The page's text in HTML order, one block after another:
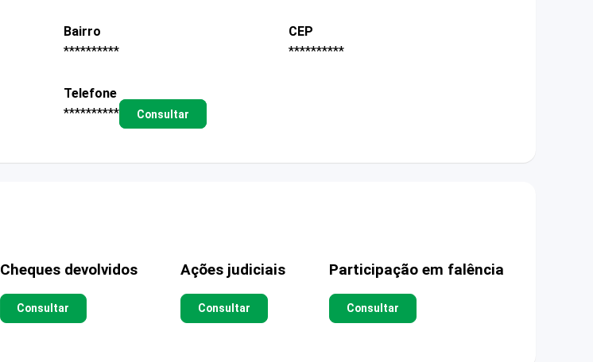
Bairro
**********
CEP
**********
Telefone
**********
Consultar
Cheques devolvidos
Consultar
Ações judiciais
Consultar
Participação em falência
Consultar